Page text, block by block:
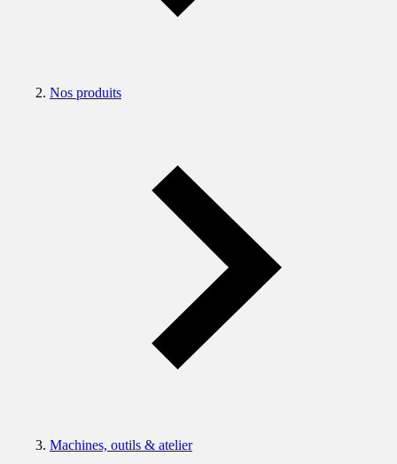
Nos produits
Machines, outils & atelier